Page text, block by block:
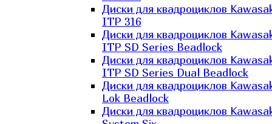
Диски для квадроциклов
ITP 316
Диски для квадроциклов
ITP SD Series Beadlock
Диски для квадроциклов
ITP SD Series Dual Beadlock
Диски для квадроциклов
Lok Beadlock
Диски для квадроциклов